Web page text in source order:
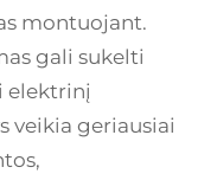
montuojant.
gali sukelti
elektrinį
veikia geriausiai